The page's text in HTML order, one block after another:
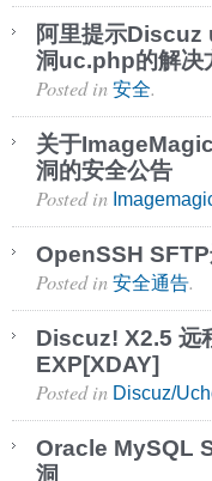
阿里提示Discuz
洞uc.php的解决
Posted in 安全.
关于
洞的安全公告
Posted in
OpenSSH SFTP
Posted in 安全通告.
Discuz! X2.5 远
EXP[XDAY]
Posted in Discuz/
Oracle MySQL
洞